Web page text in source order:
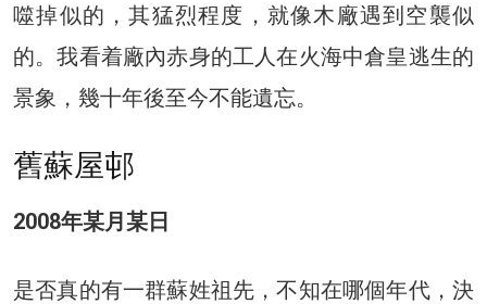
噬掉似的，其猛烈程度，就像木廠遇到空襲似
的。我看着廠內赤身的工人在火海中倉皇逃生的
景象，幾十年後至今不能遺忘。
舊蘇屋邨
2008年某月某日
是否真的有一群蘇姓祖先，不知在哪個年代，決